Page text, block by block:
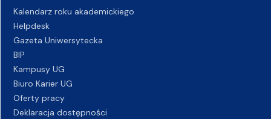
Kalendarz roku akademickiego
Helpdesk
Gazeta Uniwersytecka
BIP
Kampusy UG
Biuro Karier UG
Oferty pracy
Deklaracja dostępności